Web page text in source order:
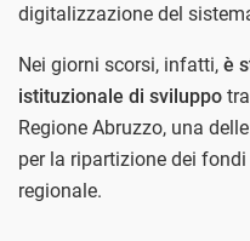
digitalizzazione del
Nei giorni scorsi, infatti, è
istituzionale di sviluppo
Regione Abruzzo, una
per la ripartizione dei
regionale.